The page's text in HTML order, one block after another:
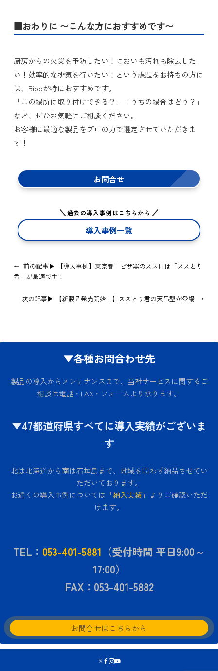
■おわりに 〜こんな方におすすめです〜
厨房からの火災を予防したい！においも汚れも除去した
い！効率的な排気を行いたい！という課題をお持ちの方に
は、Biboが特におすすめです。
「この場所に取り付けできる？」「うちの場合はどう？」
など、ぜひお気軽にご相談ください。
お客様に最適な製品をプロの力で選定させていただきま
す！
お問合せ
過去の導入事例はこちらから
導入事例一覧
← 前の記事▶
【導入事例】東京都｜ピザ窯のススには「ススとり
君」が最適です！
次の記事▶ 【新製品発売開始！】ススとり君の天吊型が登場 →
▼各種お問合わせ先
製品の導入からメンテナンスまで、当社サービスに関するご
相談は電話・FAX・フォームより承ります。
▼47都道府県すべてに導入実績がございま
す
北は北海道から南は石垣島まで、地域を問わず納品させてい
ただいております。
お近くの導入事例については 「納入実績」
よりご確認いただ
けます。
TEL： 053-401-5881 （受付時間 平日9:00～
17:00）
FAX：053-401-5882
お問合せはこちらから